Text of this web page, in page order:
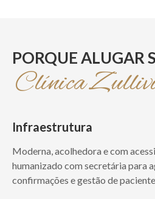
PORQUE ALUGAR
Clínica
Infraestrutura
Moderna, acolhedora e com
humanizado com secretária para
confirmações e gestão de